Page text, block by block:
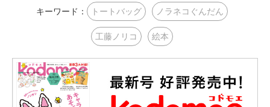
キーワード： トートバッグ ノラネコぐんだん
工藤ノリコ 絵本